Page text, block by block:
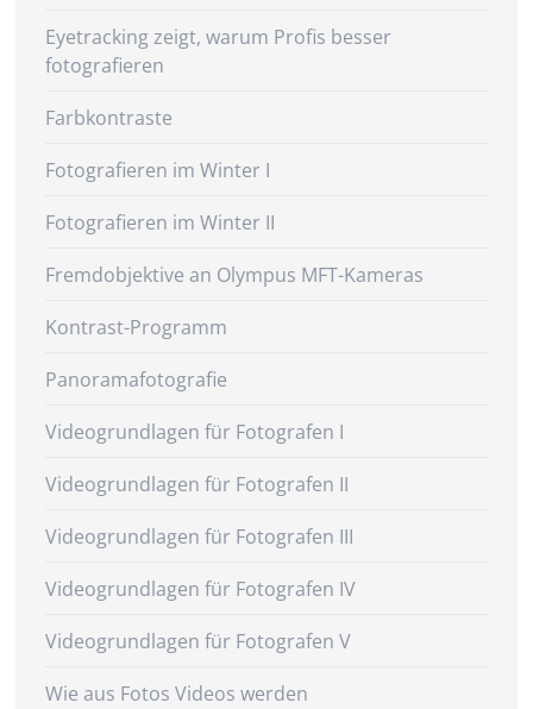
Eyetracking zeigt, warum Profis besser
fotografieren
Farbkontraste
Fotografieren im Winter I
Fotografieren im Winter II
Fremdobjektive an Olympus MFT-Kameras
Kontrast-Programm
Panoramafotografie
Videogrundlagen für Fotografen I
Videogrundlagen für Fotografen II
Videogrundlagen für Fotografen III
Videogrundlagen für Fotografen IV
Videogrundlagen für Fotografen V
Wie aus Fotos Videos werden